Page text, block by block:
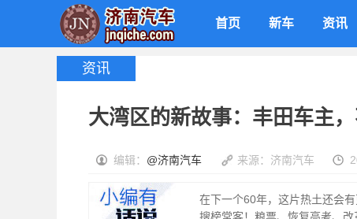
首页 新车 资讯
资讯
大湾区的新故事：丰田车主
编辑： @济南汽车 来源：济南汽车
在下一个60年，这片热土还会